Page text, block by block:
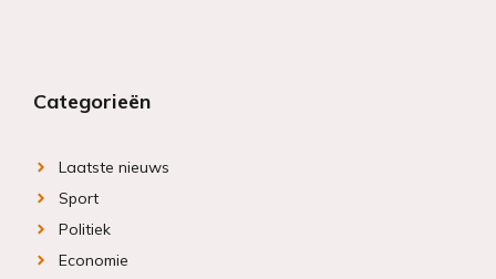
Categorieën
Laatste nieuws
Sport
Politiek
Economie